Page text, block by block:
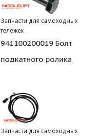
Запчасти для самоходных
тележек
941100200019 Болт
подкатного ролика
Запчасти для самоходных